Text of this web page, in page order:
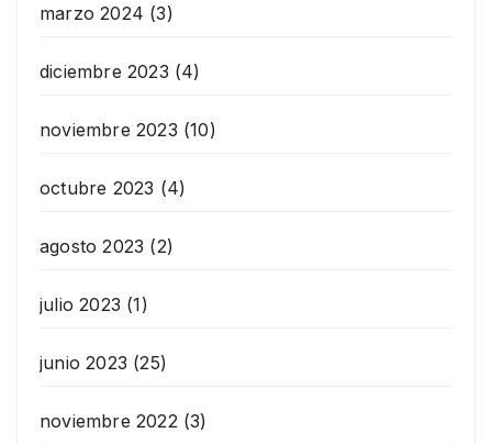
marzo 2024 (3)
diciembre 2023 (4)
noviembre 2023 (10)
octubre 2023 (4)
agosto 2023 (2)
julio 2023 (1)
junio 2023 (25)
noviembre 2022 (3)